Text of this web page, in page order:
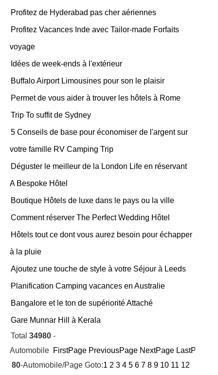
Profitez de Hyderabad pas cher aériennes
Profitez Vacances Inde avec Tailor-made Forfaits
voyage
Idées de week-ends à l'extérieur
Buffalo Airport Limousines pour son le plaisir
Permet de vous aider à trouver les hôtels à Rome
Trip To suffit de Sydney
5 Conseils de base pour économiser de l'argent sur
votre famille RV Camping Trip
Déguster le meilleur de la London Life en réservant
A Bespoke Hôtel
Boutique Hôtels de luxe dans le pays ou la ville
Comment réserver The Perfect Wedding Hôtel
Hôtels tout ce dont vous aurez besoin pour échapper
à la pluie
Ajoutez une touche de style à votre Séjour à Leeds
Planification Camping vacances en Australie
Bangalore et le ton de supériorité Attaché
Gare Munnar Hill à Kerala
Total 34980 -
Automobile FirstPage PreviousPage NextPage LastPage
80-Automobile/Page Goto:1 2 3 4 5 6 7 8 9 10 11 12